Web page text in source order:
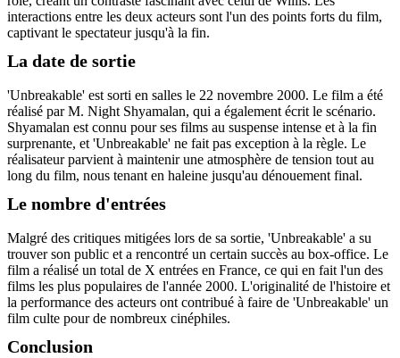
interactions entre les deux acteurs sont l'un des points forts du film,
captivant le spectateur jusqu'à la fin.
La date de sortie
'Unbreakable' est sorti en salles le 22 novembre 2000. Le film a été
réalisé par M. Night Shyamalan, qui a également écrit le scénario.
Shyamalan est connu pour ses films au suspense intense et à la fin
surprenante, et 'Unbreakable' ne fait pas exception à la règle. Le
réalisateur parvient à maintenir une atmosphère de tension tout au
long du film, nous tenant en haleine jusqu'au dénouement final.
Le nombre d'entrées
Malgré des critiques mitigées lors de sa sortie, 'Unbreakable' a su
trouver son public et a rencontré un certain succès au box-office. Le
film a réalisé un total de X entrées en France, ce qui en fait l'un des
films les plus populaires de l'année 2000. L'originalité de l'histoire et
la performance des acteurs ont contribué à faire de 'Unbreakable' un
film culte pour de nombreux cinéphiles.
Conclusion